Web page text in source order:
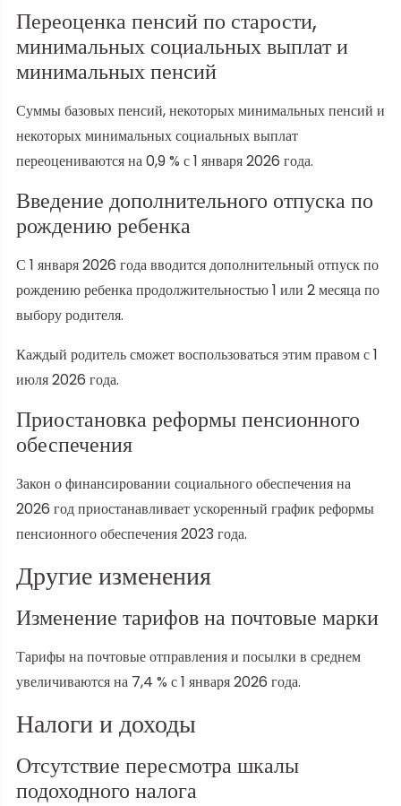
Переоценка пенсий по старости,
минимальных социальных выплат и
минимальных пенсий
Суммы базовых пенсий, некоторых минимальных пенсий и
некоторых минимальных социальных выплат
переоцениваются на 0,9 % с 1 января 2026 года.
Введение дополнительного отпуска по
рождению ребенка
С 1 января 2026 года вводится дополнительный отпуск по
рождению ребенка продолжительностью 1 или 2 месяца по
выбору родителя.
Каждый родитель сможет воспользоваться этим правом с 1
июля 2026 года.
Приостановка реформы пенсионного
обеспечения
Закон о финансировании социального обеспечения на
2026 год приостанавливает ускоренный график реформы
пенсионного обеспечения 2023 года.
Другие изменения
Изменение тарифов на почтовые марки
Тарифы на почтовые отправления и посылки в среднем
увеличиваются на 7,4 % с 1 января 2026 года.
Налоги и доходы
Отсутствие пересмотра шкалы
подоходного налога